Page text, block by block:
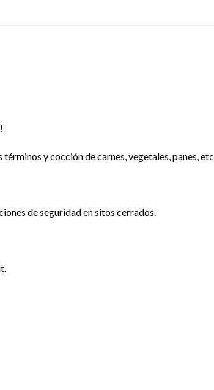
y cocción de carnes, vegetales, panes, etc.
de seguridad en sitos cerrados.